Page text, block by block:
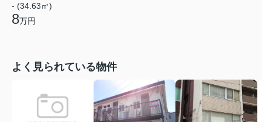
- (34.63㎡)
8万円
よく見られている物件